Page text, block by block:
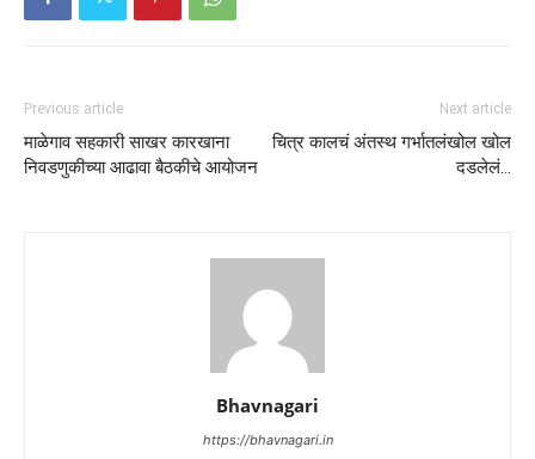
Previous article
माळेगाव सहकारी साखर कारखाना
निवडणुकीच्या आढावा बैठकीचे आयोजन
Next article
चित्र कालचं अंतस्थ गर्भातलंखोल खोल
दडलेलं…
Bhavnagari
https://bhavnagari.in